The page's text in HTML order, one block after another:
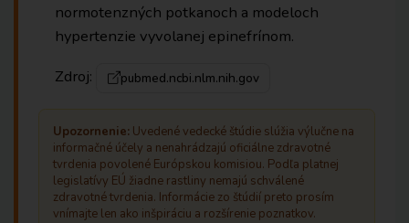
normotenzných potkanoch a modeloch
hypertenzie vyvolanej epinefrínom.
Zdroj:
pubmed.ncbi.nlm.nih.gov
Upozornenie: Uvedené vedecké štúdie slúžia výlučne na
informačné účely a nenahrádzajú oficiálne zdravotné
tvrdenia povolené Európskou komisiou. Podľa platnej
legislatívy EÚ žiadne rastliny nemajú schválené
zdravotné tvrdenia. Informácie zo štúdií preto prosím
vnímajte len ako inšpiráciu a rozšírenie poznatkov.